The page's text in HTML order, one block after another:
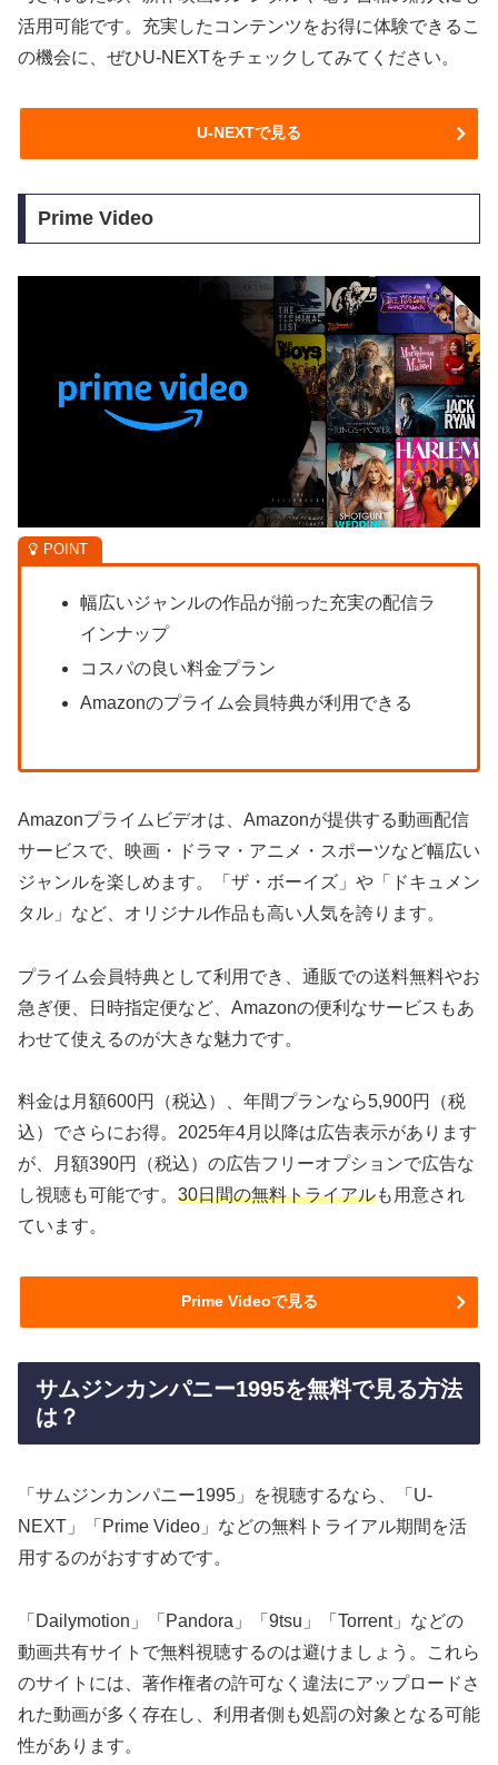
活用可能です。充実したコンテンツをお得に体験できるこ
の機会に、ぜひU-NEXTをチェックしてみてください。
U-NEXTで見る
Prime Video
幅広いジャンルの作品が揃った充実の配信ラ
インナップ
コスパの良い料金プラン
Amazonのプライム会員特典が利用できる
Amazonプライムビデオは、Amazonが提供する動画配信
サービスで、映画・ドラマ・アニメ・スポーツなど幅広い
ジャンルを楽しめます。「ザ・ボーイズ」や「ドキュメン
タル」など、オリジナル作品も高い人気を誇ります。
プライム会員特典として利用でき、通販での送料無料やお
急ぎ便、日時指定便など、Amazonの便利なサービスもあ
わせて使えるのが大きな魅力です。
料金は月額600円（税込）、年間プランなら5,900円（税
込）でさらにお得。2025年4月以降は広告表示があります
が、月額390円（税込）の広告フリーオプションで広告な
し視聴も可能です。 30日間の無料トライアルも用意され
ています。
Prime Videoで見る
サムジンカンパニー1995を無料で見る方法
は？
「サムジンカンパニー1995」を視聴するなら、「U-
NEXT」「Prime Video」などの無料トライアル期間を活
用するのがおすすめです。
「Dailymotion」「Pandora」「9tsu」「Torrent」などの
動画共有サイトで無料視聴するのは避けましょう。これら
のサイトには、著作権者の許可なく違法にアップロードさ
れた動画が多く存在し、利用者側も処罰の対象となる可能
性があります。